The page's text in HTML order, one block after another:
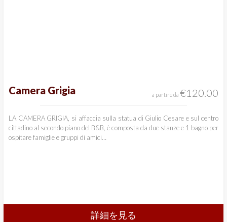
Camera Grigia a partire da €120.00
LA CAMERA GRIGIA, si affaccia sulla statua di Giulio Cesare e sul centro
cittadino al secondo piano del B&B, è composta da due stanze e 1 bagno per
ospitare famiglie e gruppi di amici…
詳細を見る